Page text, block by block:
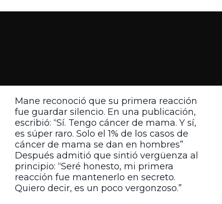
Mane reconoció que su primera reacción
fue guardar silencio. En una publicación,
escribió: “Sí. Tengo cáncer de mama. Y sí,
es súper raro. Solo el 1% de los casos de
cáncer de mama se dan en hombres”
Después admitió que sintió vergüenza al
principio: “Seré honesto, mi primera
reacción fue mantenerlo en secreto.
Quiero decir, es un poco vergonzoso.”